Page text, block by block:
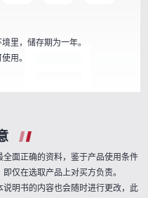
里，储存期为一年。
用。
面正确的资料，鉴于产品使用条件
仅在选取产品上对买方负责。
明书的内容也会随时进行更改，此